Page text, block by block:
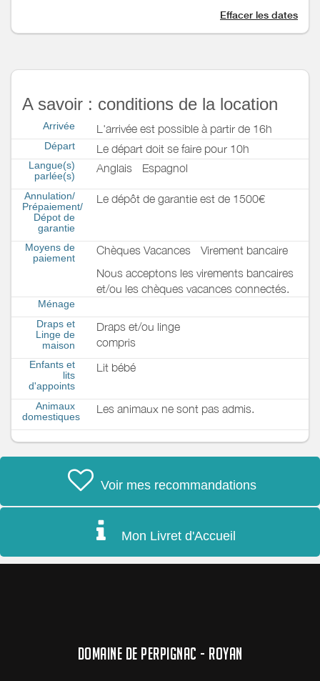
Effacer les dates
A savoir : conditions de la location
Arrivée L'arrivée est possible à partir de 16h
Départ Le départ doit se faire pour 10h
Langue(s)
parlée(s)
Anglais Espagnol
Annulation/
Prépaiement/
Dépot de
garantie
Le dépôt de garantie est de 1500€
Moyens de
paiement
Chèques Vacances
Virement bancaire
Nous acceptons les virements bancaires
et/ou les chèques vacances connectés.
Ménage
Draps et
Linge de
maison
Draps et/ou linge
compris
Enfants et
lits
d'appoints
Lit bébé
Animaux
domestiques
Les animaux ne sont pas admis.
Voir mes recommandations
Mon Livret d'Accueil
DOMAINE DE PERPIGNAC - ROYAN